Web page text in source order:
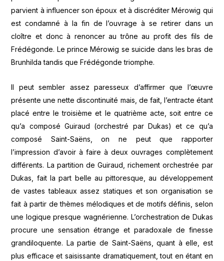
parvient à influencer son époux et à discréditer Mérowig qui
est condamné à la fin de l’ouvrage à se retirer dans un
cloître et donc à renoncer au trône au profit des fils de
Frédégonde. Le prince Mérowig se suicide dans les bras de
Brunhilda tandis que Frédégonde triomphe.
Il peut sembler assez paresseux d’affirmer que l’œuvre
présente une nette discontinuité mais, de fait, l’entracte étant
placé entre le troisième et le quatrième acte, soit entre ce
qu’a composé Guiraud (orchestré par Dukas) et ce qu’a
composé Saint-Saëns, on ne peut que rapporter
l’impression d’avoir à faire à deux ouvrages complètement
différents. La partition de Guiraud, richement orchestrée par
Dukas, fait la part belle au pittoresque, au développement
de vastes tableaux assez statiques et son organisation se
fait à partir de thèmes mélodiques et de motifs définis, selon
une logique presque wagnérienne. L’orchestration de Dukas
procure une sensation étrange et paradoxale de finesse
grandiloquente. La partie de Saint-Saëns, quant à elle, est
plus efficace et saisissante dramatiquement, tout en étant en